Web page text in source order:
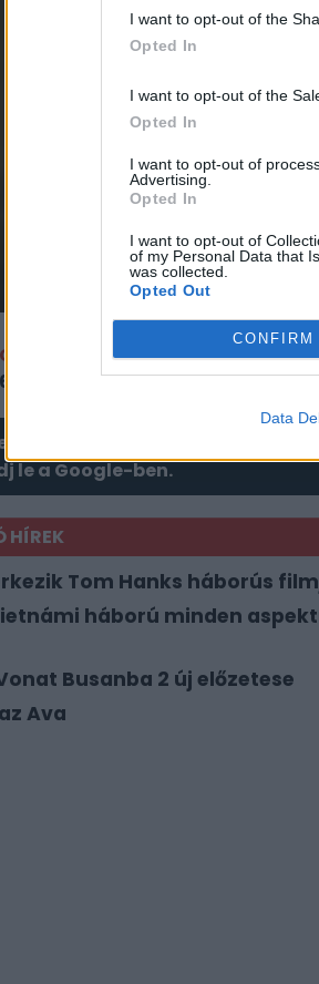
I want to opt-out of the
Opted In
I want to opt-out of the
Opted In
I want to opt-out of
Advertising.
Opted In
I want to opt-out of
of my Personal Data that
was collected.
Opted Out
CONFIRM
Data
16:19
az AI-t! Állítsd be itt, hogy a PC
le a Google-ben.
HÍREK
Tom Hanks háborús
háború minden
Busanba 2 új előzetese
Ava